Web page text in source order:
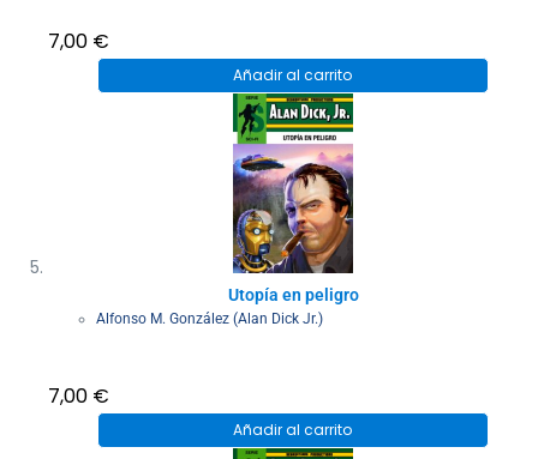
7,00 €
Añadir al carrito
Utopía en peligro
Alfonso M. González (Alan Dick Jr.)
7,00 €
Añadir al carrito